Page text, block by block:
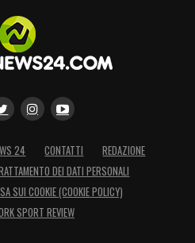
24 CONTATTI
REDAZIONE
DEI DATI PERSONALI
SUI COOKIE (COOKIE POLICY)
SPORT REVIEW